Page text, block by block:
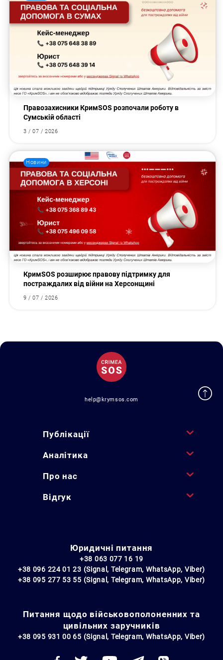
Правозахисники КримSOS розпочали роботу в
Сумській області
3 / 07 / 2026
Новини
КримSOS розширює правову підтримку для
постраждалих від війни на Херсонщині
9 / 07 / 2026
help@krymsos.com
Публікації
Аналітика
Про нас
Відгук
Юридичні питання
+38 063 077 16 19
+38 096 224 01 23 (Signal, Telegram, WhatsApp, Viber)
+38 095 277 53 55 (Signal, Telegram, WhatsApp, Viber)
Питання щодо військовополоненних та
цивільних заручників
+38 095 931 00 65 (Signal, Telegram, WhatsApp, Viber)